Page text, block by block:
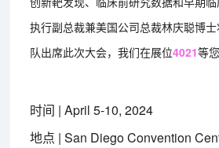
执行副总裁兼美国公司总裁林庆聪博
队出席此次大会，我们在展位4021等您
时间 | April 5-10, 2024
地点 | San Diego Convention